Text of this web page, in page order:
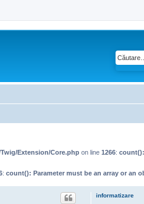
Extension/Core.php on line 1266:
: count(): Parameter must be an array or an
informatizare